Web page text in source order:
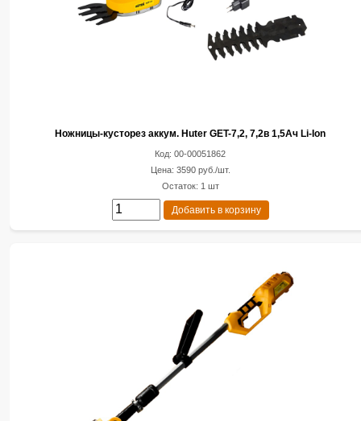
Ножницы-кусторез аккум. Huter GET-7,2, 7,2в 1,5Ач Li-Ion
Код: 00-00051862
Цена: 3590 руб./шт.
Остаток: 1 шт
Добавить в корзину